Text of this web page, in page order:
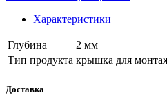
Характеристики
Глубина
2 мм
Тип продукта крышка для
Доставка